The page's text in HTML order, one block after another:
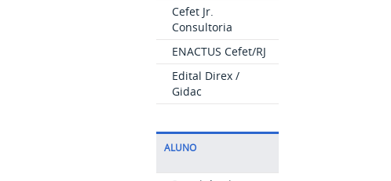
Cefet Jr.
Consultoria
ENACTUS Cefet/RJ
Edital Direx /
Gidac
ALUNO